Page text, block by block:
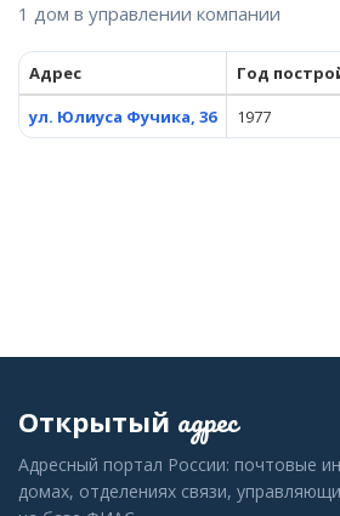
1 дом в управлении компании
Адрес Год
ул. Юлиуса Фучика, 36
1977
Открытый адрес
Адресный портал России: почтовые
домах, отделениях связи,